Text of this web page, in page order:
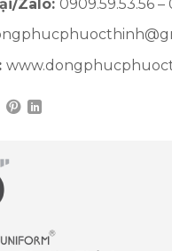
Zalo: 0909.59.53.56